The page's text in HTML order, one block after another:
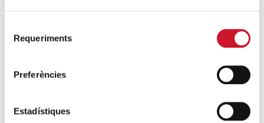
Requeriments
Preferències
Estadístiques
social. Va ser una dinàmica molt divertida, però a més a
respecte els milers i milers de migrants que es veuen
obligats a deixar els seus països i les seves histories de
vida, cercant un lloc segur on trobar pau i tranquil·litat.